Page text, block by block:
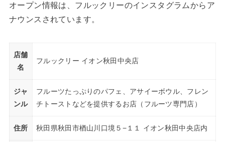
オープン情報は、フルックリーのインスタグラムからア
ナウンスされています。
店舗
名
フルックリー イオン秋田中央店
ジャ
ンル
フルーツたっぷりのパフェ、アサイーボウル、フレン
チトーストなどを提供するお店（フルーツ専門店）
住所 秋田県秋田市楢山川口境５−１１ イオン秋田中央店内